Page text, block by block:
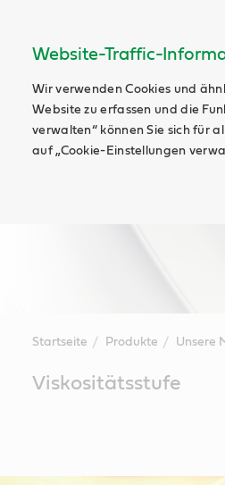
Website-Traffic-
Wir verwenden Cookies und
Website zu erfassen und die
verwalten“ können Sie sich für
auf „Cookie-Einstellungen
Startseite Produkte Unsere
ContentViskositätsstufe